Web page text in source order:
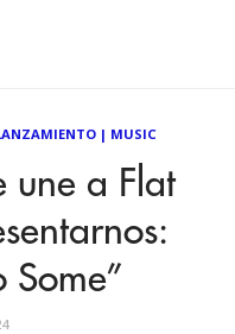
| MUSIC
une a Flat
Some”